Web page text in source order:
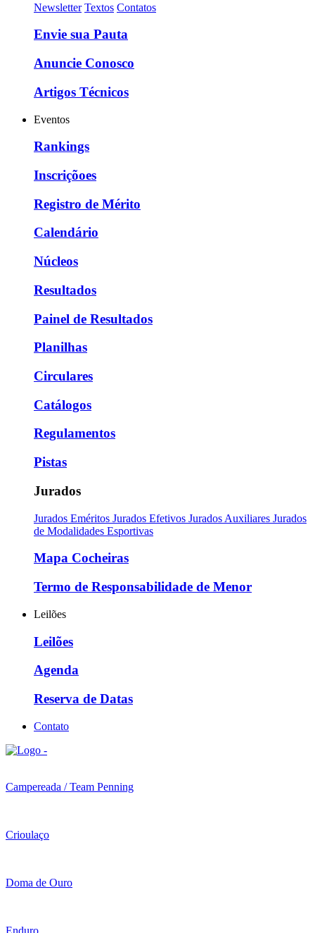
Newsletter Textos Contatos
Envie sua Pauta
Anuncie Conosco
Artigos Técnicos
Eventos
Rankings
Inscriçõoes
Registro de Mérito
Calendário
Núcleos
Resultados
Painel de Resultados
Planilhas
Circulares
Catálogos
Regulamentos
Pistas
Jurados
Jurados Eméritos Jurados Efetivos Jurados Auxiliares Jurados
de Modalidades Esportivas
Mapa Cocheiras
Termo de Responsabilidade de Menor
Leilões
Leilões
Agenda
Reserva de Datas
Contato
Campereada / Team Penning
Crioulaço
Doma de Ouro
Enduro